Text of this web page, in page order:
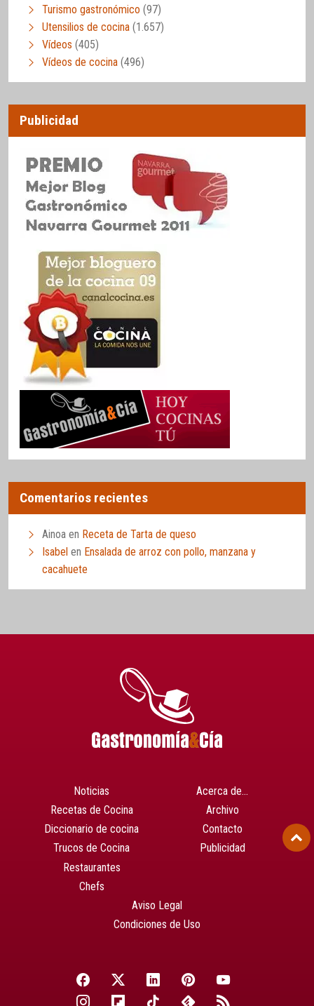
Turismo gastronómico (97)
Utensilios de cocina (1.657)
Vídeos (405)
Vídeos de cocina (496)
Publicidad
Comentarios recientes
Ainoa en Receta de Tarta de queso
Isabel en Ensalada de arroz con pollo, manzana y
cacahuete
Noticias
Recetas de Cocina
Diccionario de cocina
Trucos de Cocina
Restaurantes
Chefs
Acerca de…
Archivo
Contacto
Publicidad
Aviso Legal
Condiciones de Uso